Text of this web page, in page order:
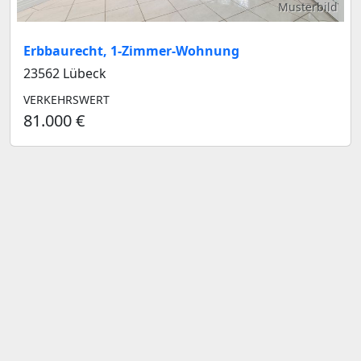
Musterbild
Erbbaurecht, 1-Zimmer-Wohnung
23562 Lübeck
VERKEHRSWERT
81.000 €